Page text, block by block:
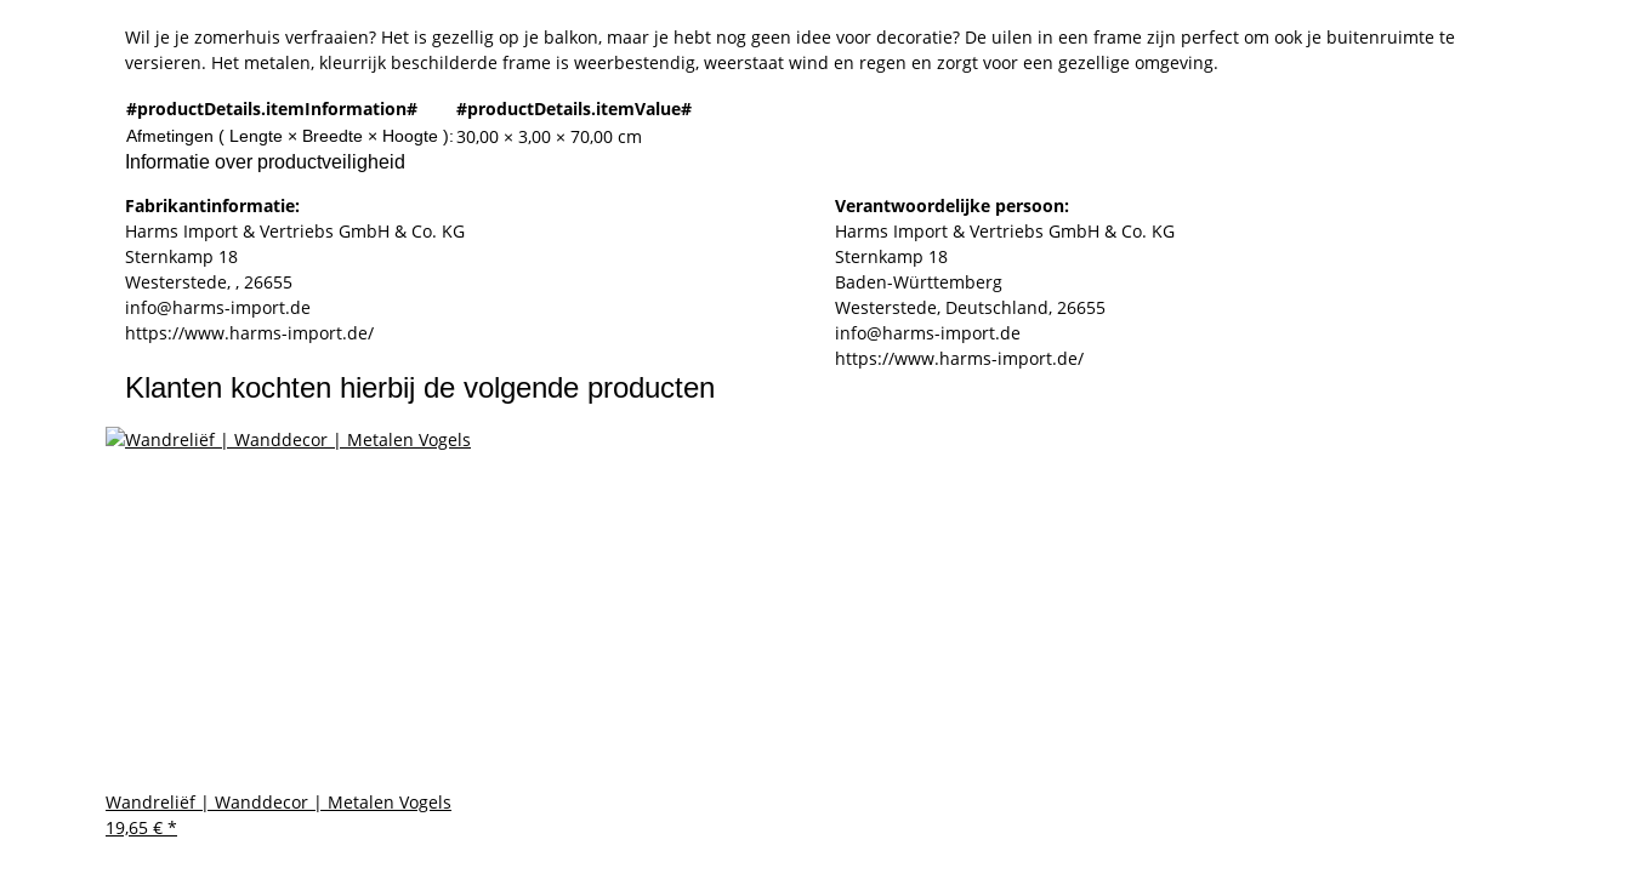
Wil je je zomerhuis verfraaien? Het is gezellig op je balkon, maar je hebt nog geen idee voor decoratie? De uilen in een frame zijn perfect om ook je buitenruimte te
versieren. Het metalen, kleurrijk beschilderde frame is weerbestendig, weerstaat wind en regen en zorgt voor een gezellige omgeving.
#productDetails.itemInformation#
#productDetails.itemValue#
Afmetingen ( Lengte × Breedte × Hoogte ):30,00 × 3,00 × 70,00 cm
Informatie over productveiligheid
Fabrikantinformatie:
Harms Import & Vertriebs GmbH & Co. KG
Sternkamp 18
Westerstede, , 26655
info@harms-import.de
https://www.harms-import.de/
Verantwoordelijke persoon:
Harms Import & Vertriebs GmbH & Co. KG
Sternkamp 18
Baden-Württemberg
Westerstede, Deutschland, 26655
info@harms-import.de
https://www.harms-import.de/
Klanten kochten hierbij de volgende producten
Wandreliëf | Wanddecor | Metalen Vogels
19,65 € *